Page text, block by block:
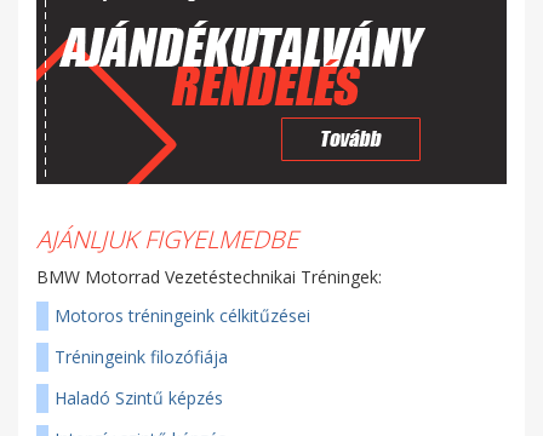
AJÁNLJUK FIGYELMEDBE
BMW Motorrad Vezetéstechnikai Tréningek:
Motoros tréningeink célkitűzései
Tréningeink filozófiája
Haladó Szintű képzés